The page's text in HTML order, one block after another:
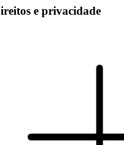
e privacidade